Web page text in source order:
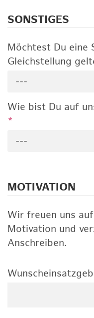
SONSTIGES
Möchtest Du eine
Gleichstellung
---
Wie bist Du auf
*
---
MOTIVATION
Wir freuen uns
Motivation und
Anschreiben.